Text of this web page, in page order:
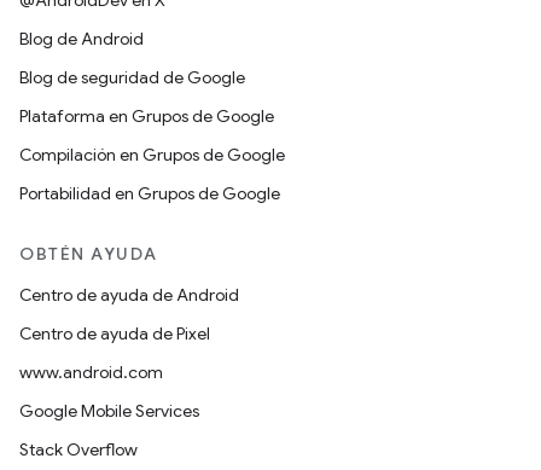
Blog de Android
Blog de seguridad de Google
Plataforma en Grupos de Google
Compilación en Grupos de Google
Portabilidad en Grupos de Google
OBTÉN AYUDA
Centro de ayuda de Android
Centro de ayuda de Pixel
www.android.com
Google Mobile Services
Stack Overflow